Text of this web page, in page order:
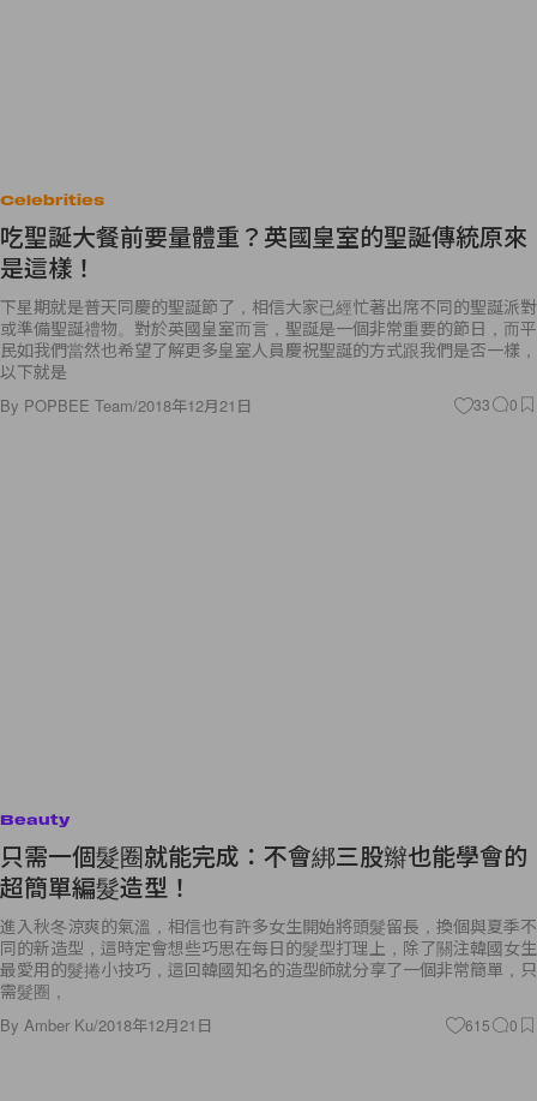
Celebrities
吃聖誕大餐前要量體重？英國皇室的聖誕傳統原來
是這樣！
下星期就是普天同慶的聖誕節了，相信大家已經忙著出席不同的聖誕派對
或準備聖誕禮物。對於英國皇室而言，聖誕是一個非常重要的節日，而平
民如我們當然也希望了解更多皇室人員慶祝聖誕的方式跟我們是否一樣，
以下就是
By POPBEE Team/2018年12月21日 33 0
Beauty
只需一個髮圈就能完成：不會綁三股辮也能學會的
超簡單編髮造型！
進入秋冬涼爽的氣溫，相信也有許多女生開始將頭髮留長，換個與夏季不
同的新造型，這時定會想些巧思在每日的髮型打理上，除了關注韓國女生
最愛用的髮捲小技巧，這回韓國知名的造型師就分享了一個非常簡單，只
需髮圈，
By Amber Ku/2018年12月21日 615 0